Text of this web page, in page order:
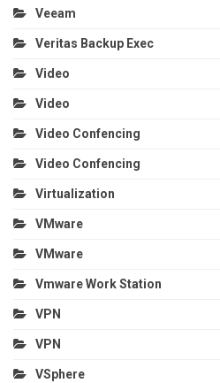
Veeam
Veritas Backup Exec
Video
Video
Video Confencing
Video Confencing
Virtualization
VMware
VMware
Vmware Work Station
VPN
VPN
VSphere